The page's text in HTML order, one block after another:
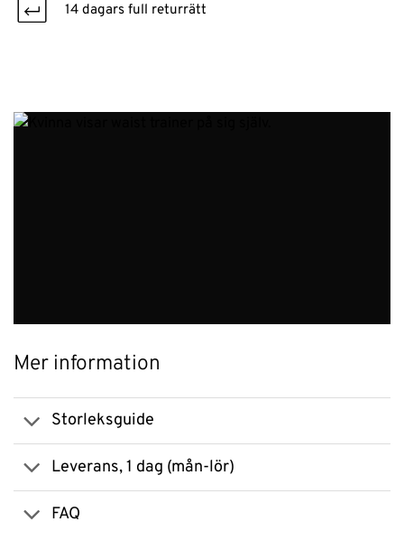
14 dagars full returrätt
Mer information
Storleksguide
Leverans, 1 dag (mån-lör)
FAQ